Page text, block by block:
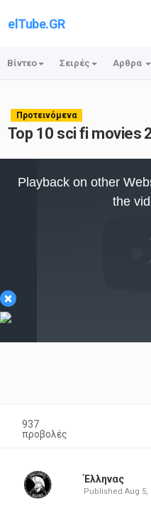
elTube.GR
Βίντεο Σειρές Αρθρα
Προτεινόμενα
Top 10 sci fi movies
×
Playback on other
the
937
προβολές
Έλληνας
Published Aug 5,